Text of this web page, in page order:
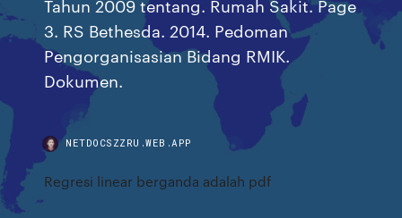
Tahun 2009 tentang. Rumah Sakit. Page
3. RS Bethesda. 2014. Pedoman
Pengorganisasian Bidang RMIK.
Dokumen.
NETDOCSZZRU.WEB.APP
Regresi linear berganda adalah pdf